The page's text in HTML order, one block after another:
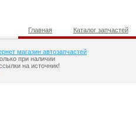
Главная Каталог запчастей
магазин автозапчастей
при наличии
на источник!